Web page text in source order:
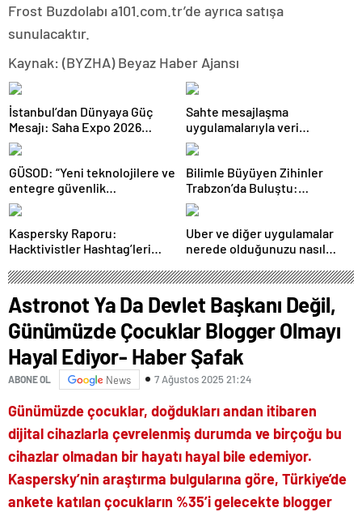
Frost Buzdolabı a101.com.tr’de ayrıca satışa
sunulacaktır.
Kaynak: (BYZHA) Beyaz Haber Ajansı
İstanbul’dan Dünyaya Güç
Mesajı: Saha Expo 2026
Rekorlarla Kapılarını Kapattı
Sahte mesajlaşma
uygulamalarıyla veri
sızdırıyorlar- Haber Şafak
GÜSOD: “Yeni teknolojilere ve
entegre güvenlik
sistemlerine önem artacak”-
Haber Şafak
Bilimle Büyüyen Zihinler
Trabzon’da Buluştu:
STEAMFEST’te Bilim Rüzgârı
Esti!- Haber Şafak
Kaspersky Raporu:
Hacktivistler Hashtag’leri
Kullanıyor, 2025’te
Saldırılarda DDoS Öne
Çıkıyor- Haber Şafak
Uber ve diğer uygulamalar
nerede olduğunuzu nasıl
Astronot Ya Da Devlet Başkanı Değil,
Günümüzde Çocuklar Blogger Olmayı
Hayal Ediyor- Haber Şafak
ABONE OL News 7 Ağustos 2025 21:24
Günümüzde çocuklar, doğdukları andan itibaren
dijital cihazlarla çevrelenmiş durumda ve birçoğu bu
cihazlar olmadan bir hayatı hayal bile edemiyor.
Kaspersky’nin araştırma bulgularına göre, Türkiye’de
ankete katılan çocukların %35’i gelecekte blogger